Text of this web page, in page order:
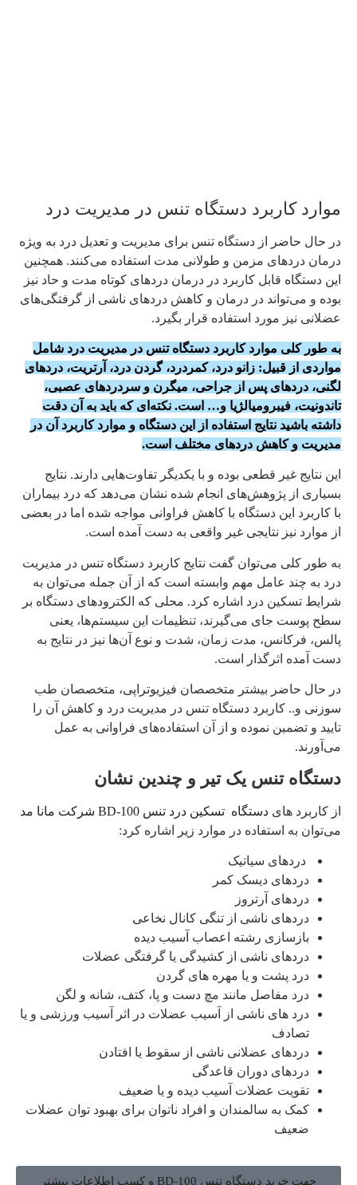
موارد کاربرد دستگاه تنس در مدیریت درد
در حال حاضر از دستگاه تنس برای مدیریت و تعدیل درد به ویژه
درمان دردهای مزمن و طولانی مدت استفاده می‌کنند. همچنین
این دستگاه قابل کاربرد در درمان دردهای کوتاه مدت و حاد نیز
بوده و می‌تواند در درمان و کاهش دردهای ناشی از گرفتگی‌های
عضلانی نیز مورد استفاده قرار بگیرد.
به طور کلی موارد کاربرد دستگاه تنس در مدیریت درد شامل
مواردی از قبیل: زانو درد، کمردرد، گردن درد، آرتریت، دردهای
لگنی، دردهای پس از جراحی، میگرن و سردردهای عصبی،
تاندونیت، فیبرومیالژیا و… است. نکته‌ای که باید به آن دقت
داشته باشید نتایج استفاده از این دستگاه و موارد کاربرد آن در
مدیریت و کاهش دردهای مختلف است.
این نتایج غیر قطعی بوده و با یکدیگر تفاوت‌هایی دارند. نتایج
بسیاری از پژوهش‌های انجام شده نشان می‌دهد که درد بیماران
با کاربرد این دستگاه با کاهش فراوانی مواجه شده اما در بعضی
از موارد نیز نتایجی غیر واقعی به دست آمده است.
به طور کلی می‌توان گفت نتایج کاربرد دستگاه تنس در مدیریت
درد به چند عامل مهم وابسته است که از آن جمله می‌توان به
شرایط تسکین درد اشاره کرد. محلی که الکترودهای دستگاه بر
سطح پوست جای می‌گیرند، تنظیمات این سیستم‌ها، یعنی
پالس، فرکانس، مدت زمان، شدت و نوع آن‌ها نیز در نتایج به
دست آمده اثرگذار است.
در حال حاضر بیشتر متخصصان فیزیوتراپی، متخصصان طب
سوزنی و..‌ کاربرد دستگاه تنس در مدیریت درد و کاهش آن را
تایید و تضمین نموده و از آن استفاده‌های فراوانی به عمل
می‌آورند.
دستگاه تنس یک تیر و چندین نشان
از کاربرد هایدستگاه تسکین درد تنس BD-100 شرکت مانا مد
می‌توان به استفاده در موارد زیر اشاره کرد:
درد‌های سیاتیک
درد‌های دیسک کمر
درد‌های آرتروز
درد‌های ناشی از تنگی کانال نخاعی
بازسازی رشته اعصاب آسیب دیده
درد‌های ناشی از کشیدگی یا گرفتگی عضلات
درد پشت و یا مهره های گردن
درد مفاصل مانند مچ دست و پا، کتف، شانه و لگن
درد های ناشی از آسیب عضلات در اثر آسیب ورزشی و یا
تصادف
درد‌های عضلانی ناشی از سقوط یا افتادن
درد‌های دوران قاعدگی
تقویت عضلات آسیب دیده و یا ضعیف
کمک به سالمندان و افراد ناتوان برای بهبود توان عضلات
ضعیف
جهت خرید دستگاه تنس BD-100 و کسب اطلاعات بیشتر